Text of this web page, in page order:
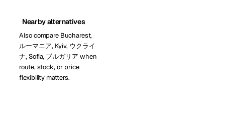
Nearby alternatives
Also compare Bucharest,
ルーマニア, Kyiv, ウクライ
ナ, Sofia, ブルガリア when
route, stock, or price
flexibility matters.